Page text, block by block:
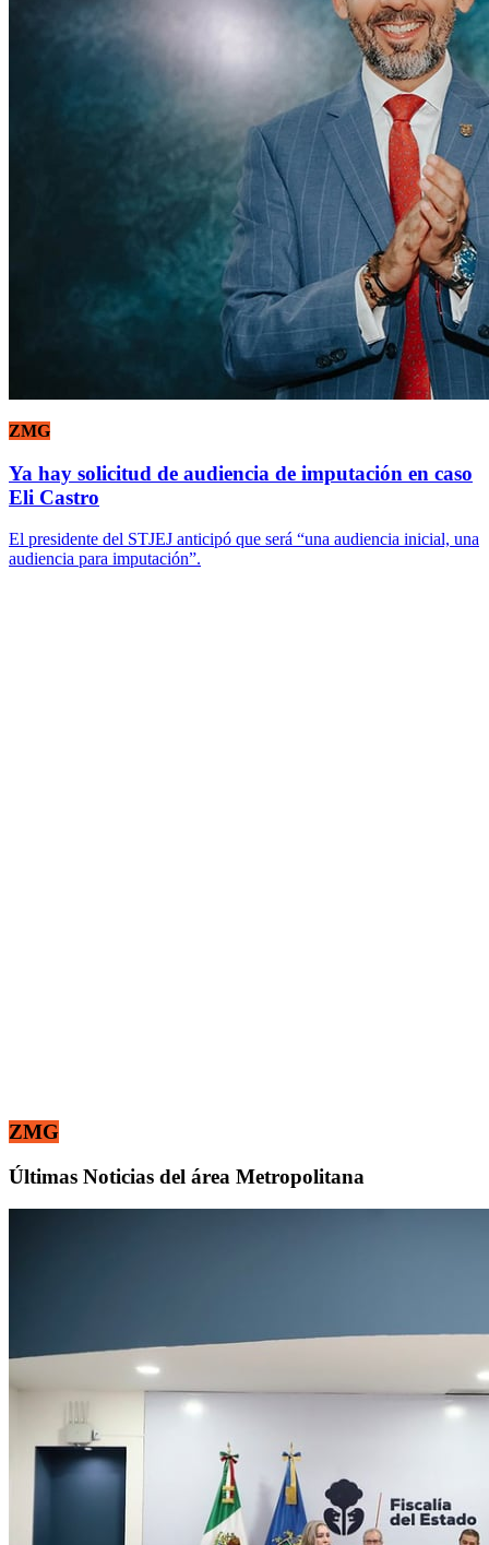
ZMG
Ya hay solicitud de audiencia de imputación en caso
Eli Castro
El presidente del STJEJ anticipó que será “una audiencia inicial, una
audiencia para imputación”.
ZMG
Últimas Noticias del área Metropolitana